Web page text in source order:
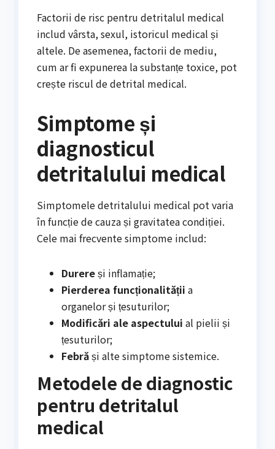
Factorii de risc pentru detritalul medical
includ vârsta, sexul, istoricul medical și
altele. De asemenea, factorii de mediu,
cum ar fi expunerea la substanțe toxice, pot
crește riscul de detrital medical.
Simptome și
diagnosticul
detritalului medical
Simptomele detritalului medical pot varia
în funcție de cauza și gravitatea condiției.
Cele mai frecvente simptome includ:
Durereși inflamație;
Pierderea funcționalității a
organelor și țesuturilor;
Modificări ale aspectului al pielii și
țesuturilor;
Febrăși alte simptome sistemice.
Metodele de diagnostic
pentru detritalul
medical